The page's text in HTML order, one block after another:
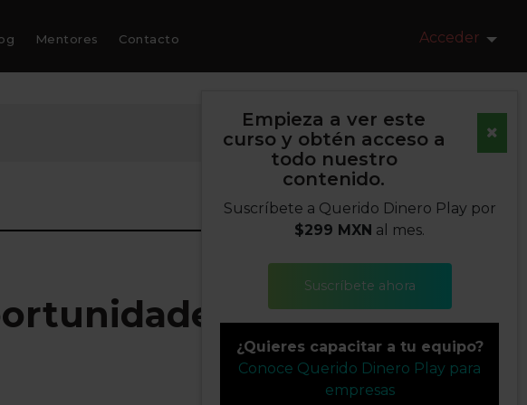
Mentores Contacto Acceder
Empieza a ver este
curso y obtén acceso a
todo nuestro
contenido.
Suscríbete a Querido Dinero Play por
$299 MXN al mes.
Suscríbete ahora
¿Quieres capacitar a tu equipo?
Conoce Querido Dinero Play para
empresas